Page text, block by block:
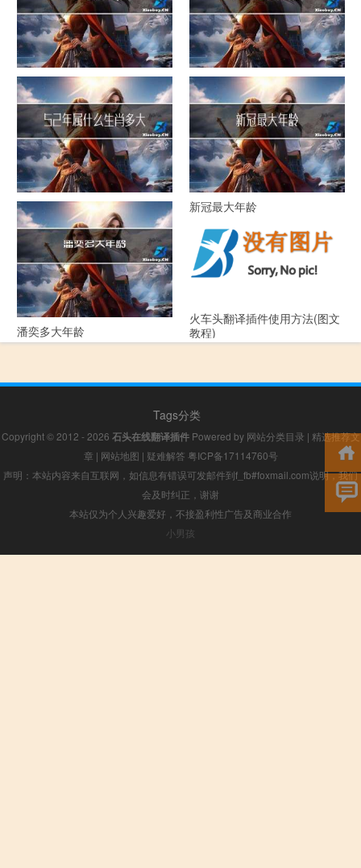
化妆师最大年龄 大年什么电视剧
52年属什么生肖多大年龄 新冠最大年龄
潘奕多大年龄
火车头翻译插件使用方法(图文
教程)
Tags分类
Copyright © 2012 - 2026 石头在线翻译插件Powered by 网站分类目录 | 精选推荐文
章 | 网站地图 | 疑难解答 粤ICP备17114760号
声明：本站内容来自互联网，如信息有错误可发邮件到f_fb#foxmail.com说明，我们
会及时纠正，谢谢
本站仅为个人兴趣爱好，不接盈利性广告及商业合作
小男孩